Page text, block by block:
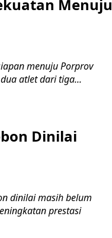
Menuju
menuju Porprov
atlet dari tiga...
Dinilai
dinilai masih belum
prestasi